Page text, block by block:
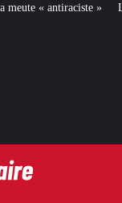
de la taxe attentat